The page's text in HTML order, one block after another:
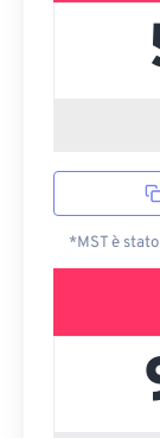
*MST è